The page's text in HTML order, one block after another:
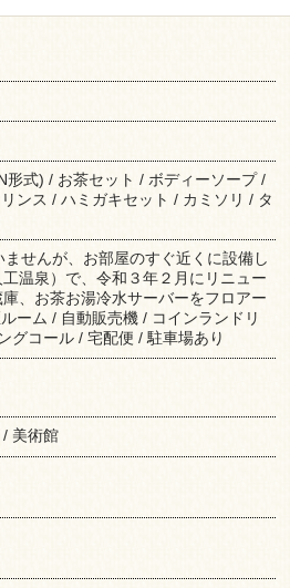
式) / お茶セット / ボディーソープ /
ンス / ハミガキセット / カミソリ / タ
せんが、お部屋のすぐ近くに設備し
温泉）で、令和３年２月にリニュー
、お茶お湯冷水サーバーをフロアー
ーム / 自動販売機 / コインランドリ
グコール / 宅配便 / 駐車場あり
美術館